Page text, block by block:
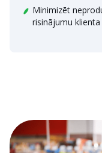
Minimizēt
risinājumu